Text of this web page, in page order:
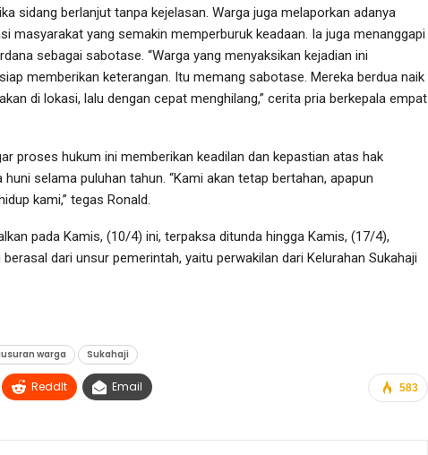
sidang berlanjut tanpa kejelasan. Warga juga melaporkan adanya
masyarakat yang semakin memperburuk keadaan. Ia juga menanggapi
sebagai sabotase. “Warga yang menyaksikan kejadian ini
memberikan keterangan. Itu memang sabotase. Mereka berdua naik
di lokasi, lalu dengan cepat menghilang,” cerita pria berkepala empat
proses hukum ini memberikan keadilan dan kepastian atas hak
selama puluhan tahun. “Kami akan tetap bertahan, apapun
kami,” tegas Ronald.
pada Kamis, (10/4) ini, terpaksa ditunda hingga Kamis, (17/4),
dari unsur pemerintah, yaitu perwakilan dari Kelurahan Sukahaji
warga Sukahaji
583
ReddIt Email